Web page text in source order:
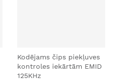
Kodējams čips piekļuves
kontroles iekārtām EMID
125KHz